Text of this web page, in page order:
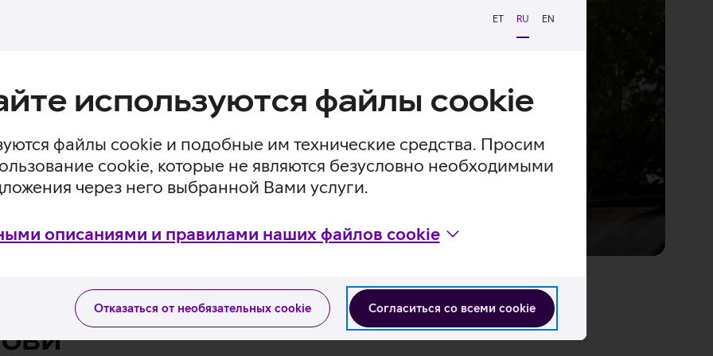
ET RU EN
используются файлы cookie
файлы cookie и подобные им технические средства. Просим
cookie, которые не являются безусловно необходимыми
через него выбранной Вами услуги.
описаниями и правилами наших файлов cookie
Согласиться со всеми cookie
Отказаться от необязательных cookie
ознакомьтесь
пакет.